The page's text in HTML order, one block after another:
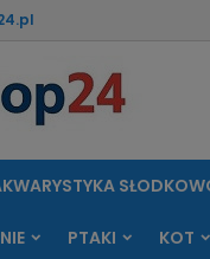
PTAKI KOT